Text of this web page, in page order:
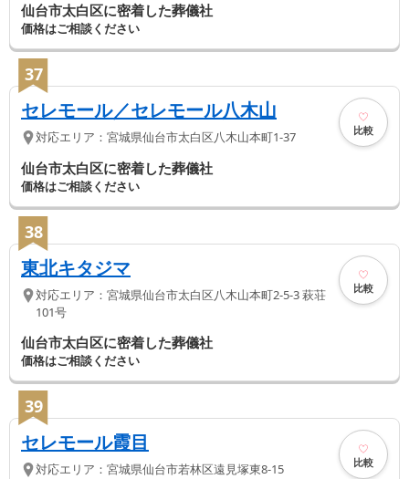
仙台市太白区に密着した葬儀社
価格はご相談ください
37
セレモール／セレモール八木山
対応エリア： 宮城県仙台市太白区八木山本町1-37 比較
仙台市太白区に密着した葬儀社
価格はご相談ください
38
東北キタジマ
対応エリア： 宮城県仙台市太白区八木山本町2-5-3 萩荘
101号
比較
仙台市太白区に密着した葬儀社
価格はご相談ください
39
セレモール霞目
対応エリア： 宮城県仙台市若林区遠見塚東8-15 比較